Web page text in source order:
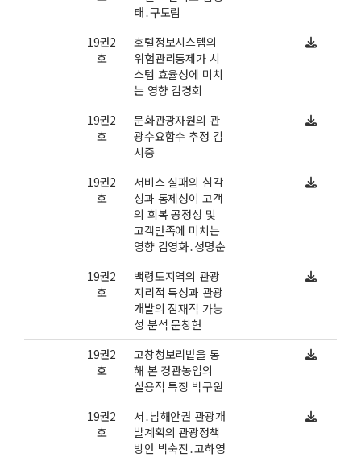
태․구도림
19권2
호
호텔정보시스템의
위험관리통제가 시
스템 효율성에 미치
는 영향 김경회
19권2
호
문화관광자원의 관
광수요함수 추정 김
시중
19권2
호
서비스 실패의 심각
성과 통제성이 고객
의 회복 공정성 및
고객만족에 미치는
영향 김영화․성명순
19권2
호
백령도지역의 관광
지리적 특성과 관광
개발의 잠재적 가능
성 분석 문창현
19권2
호
고창청보리밭을 통
해 본 경관농업의
실용적 특징 박구원
19권2
호
서․남해안권 관광개
발계획의 관광정책
방안 박숙진․고하영